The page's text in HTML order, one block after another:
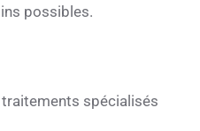
possibles.
traitements spécialisés